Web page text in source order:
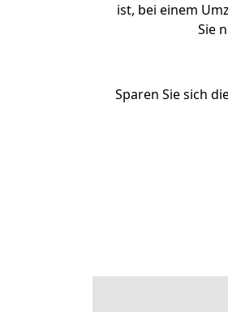
ist, bei einem
Sie
Sparen Sie sich